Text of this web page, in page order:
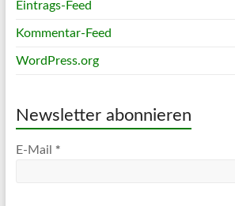
Eintrags-Feed
Kommentar-Feed
WordPress.org
Newsletter abonnieren
E-Mail *